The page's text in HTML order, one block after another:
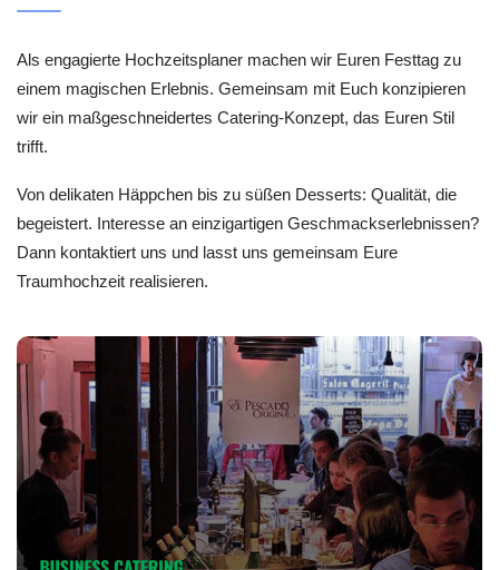
Als engagierte Hochzeitsplaner machen wir Euren Festtag zu
einem magischen Erlebnis. Gemeinsam mit Euch konzipieren
wir ein maßgeschneidertes Catering-Konzept, das Euren Stil
trifft.
Von delikaten Häppchen bis zu süßen Desserts: Qualität, die
begeistert. Interesse an einzigartigen Geschmackserlebnissen?
Dann kontaktiert uns und lasst uns gemeinsam Eure
Traumhochzeit realisieren.